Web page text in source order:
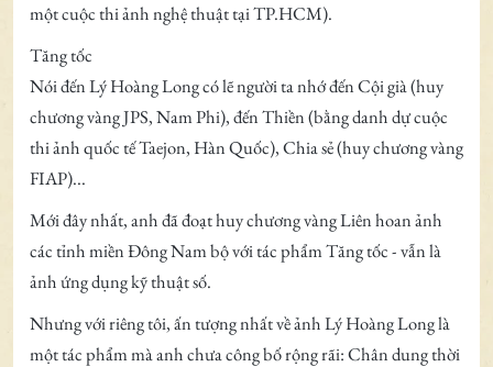
một cuộc thi ảnh nghệ thuật tại TP.HCM).
Tăng tốc
Nói đến Lý Hoàng Long có lẽ người ta nhớ đến Cội già (huy
chương vàng JPS, Nam Phi), đến Thiền (bằng danh dự cuộc
thi ảnh quốc tế Taejon, Hàn Quốc), Chia sẻ (huy chương vàng
FIAP)...
Mới đây nhất, anh đã đoạt huy chương vàng Liên hoan ảnh
các tỉnh miền Đông Nam bộ với tác phẩm Tăng tốc - vẫn là
ảnh ứng dụng kỹ thuật số.
Nhưng với riêng tôi, ấn tượng nhất về ảnh Lý Hoàng Long là
một tác phẩm mà anh chưa công bố rộng rãi: Chân dung thời